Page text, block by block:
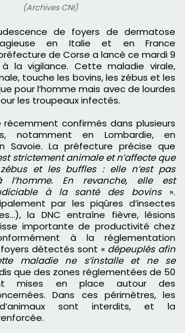
(Archives CNI)
en Italie et en France
de Corse a lancé ce mardi 9
la vigilance. Cette maladie virale,
touche les bovins, les zébus et les
pour l’homme mais avec de lourdes
les troupeaux infectés.
confirmés dans plusieurs
notamment en Lombardie, en
Savoie. La préfecture précise que
strictement animale et n’affecte que
et les buffles : elle n’est pas
l’homme. En revanche, elle est
à la santé des bovins».
par les piqûres d’insectes
la DNC entraîne fièvre, lésions
importante de productivité chez
à la réglementation
détectés sont « dépeuplés afin
maladie ne s’installe et ne se
que des zones réglementées de 50
mises en place autour des
Dans ces périmètres, les
sont interdits, et la